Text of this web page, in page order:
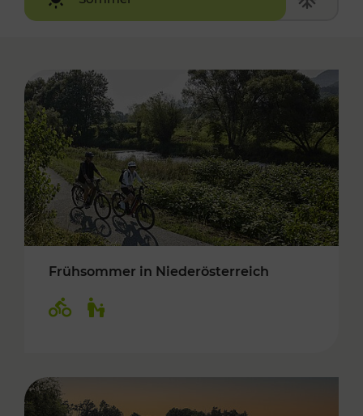
Frühsommer in Niederösterreich